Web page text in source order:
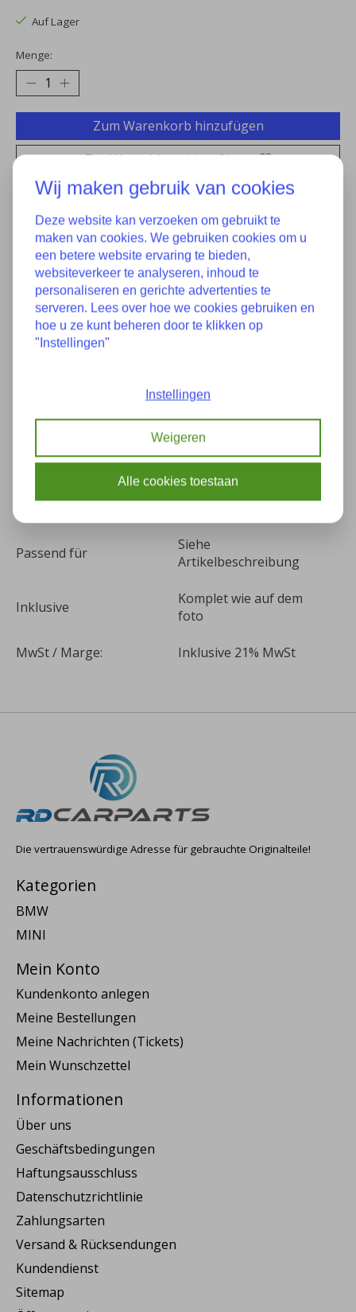
Auf Lager
Menge:
Zum Warenkorb hinzufügen
Zur Wunschliste hinzufügen
Kaufen
Zum Vergleich hinzufügen
Eigenschaften
51657052400 7052400
Unbekannt
Passend für
Siehe
Artikelbeschreibung
Inklusive
Komplet wie auf dem
foto
MwSt / Marge: Inklusive 21% MwSt
Die vertrauenswürdige Adresse für gebrauchte Originalteile!
Kategorien
BMW
MINI
Mein Konto
Kundenkonto anlegen
Meine Bestellungen
Meine Nachrichten (Tickets)
Mein Wunschzettel
Informationen
Über uns
Geschäftsbedingungen
Haftungsausschluss
Datenschutzrichtlinie
Zahlungsarten
Versand & Rücksendungen
Kundendienst
Sitemap
Wij maken gebruik van cookies
Deze website kan verzoeken om gebruikt te
maken van cookies. We gebruiken cookies om u
een betere website ervaring te bieden,
websiteverkeer te analyseren, inhoud te
personaliseren en gerichte advertenties te
serveren. Lees over hoe we cookies gebruiken en
hoe u ze kunt beheren door te klikken op
"Instellingen"
Instellingen
Weigeren
Alle cookies toestaan